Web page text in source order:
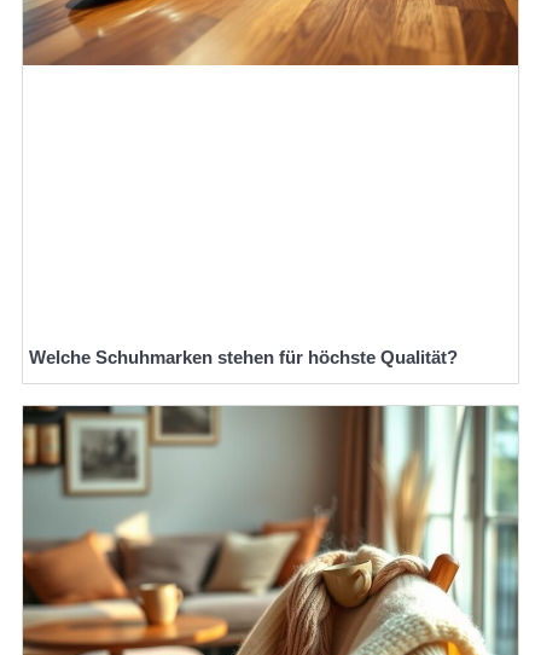
Welche Schuhmarken stehen für höchste Qualität?